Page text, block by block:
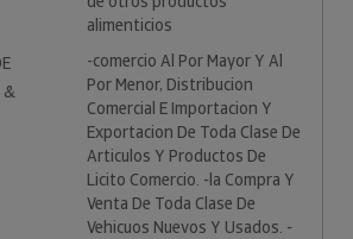
alimenticios
&
-comercio Al Por Mayor Y Al
Por Menor, Distribucion
Comercial E Importacion Y
Exportacion De Toda Clase De
Articulos Y Productos De
Licito Comercio. -la Compra Y
Venta De Toda Clase De
Vehicuos Nuevos Y Usados. -